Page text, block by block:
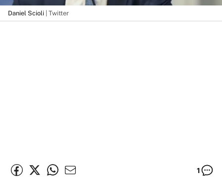
Daniel Scioli | Twitter
1